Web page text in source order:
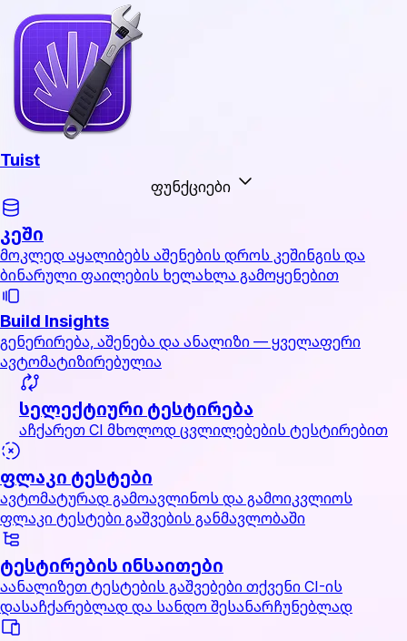
Tuist
ფუნქციები
კეში
მოკლედ აყალიბებს აშენების დროს კეშინგის და
ბინარული ფაილების ხელახლა გამოყენებით
Build Insights
გენერირება, აშენება და ანალიზი — ყველაფერი
ავტომატიზირებულია
სელექტიური ტესტირება
აჩქარეთ CI მხოლოდ ცვლილებების ტესტირებით
ფლაკი ტესტები
ავტომატურად გამოავლინოს და გამოიკვლიოს
ფლაკი ტესტები გაშვების განმავლობაში
ტესტირების ინსაითები
აანალიზეთ ტესტების გაშვებები თქვენი CI-ის
დასაჩქარებლად და სანდო შესანარჩუნებლად